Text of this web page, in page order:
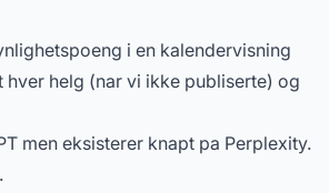
i en kalendervisning
helg (nar vi ikke publiserte) og
men eksisterer knapt pa Perplexity.